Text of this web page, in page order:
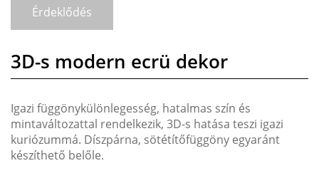
Érdeklődés
3D-s modern ecrü dekor
Igazi függönykülönlegesség, hatalmas szín és
mintaváltozattal rendelkezik, 3D-s hatása teszi igazi
kuriózummá. Díszpárna, sötétítőfüggöny egyaránt
készíthető belőle.